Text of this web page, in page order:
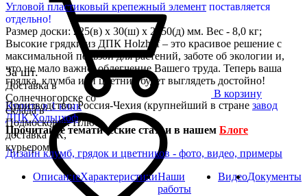
За шт.
Доставка в
Солнечногорске со
склада в
Подмосковье. Плюс
доставка ТК,
курьером
В корзину
Купить в 1 клик
Угловой пластиковый крепежный элемент поставляется
отдельно!
Размер доски: 225(в) х 30(ш) х 2950(д) мм. Вес - 8,0 кг;
Высокие грядки из ДПК Holzhof – это красивое решение с
максимальной пользой для растений, заботе об экологии и,
что не мало важно, облегчение Вашего труда. Теперь ваша
грядка, клумба или цветник будет выглядеть достойно!
Производство: Россия-Чехия (крупнейший в стране завод
ДПК Хольцхоф).
Прочитайте тематические статьи в нашем Блоге
Дизайн клумб, грядок и цветников - фото, видео, примеры
ОписаниеХарактеристикиНаши
работы
ВидеоДокументы